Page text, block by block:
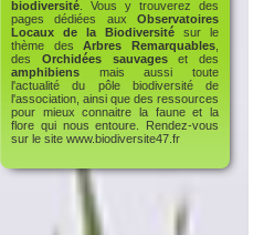
biodiversité . Vous y trouverez des
pages dédiées aux Observatoires
Locaux de la Biodiversité sur le
thème desArbres Remarquables
des Orchidées sauvageset des
amphibiens mais aussi toute
l'actualité du pôle biodiversité de
l'association, ainsi que des ressources
pour mieux connaitre la faune et la
flore qui nous entoure. Rendez-vous
sur le site www.biodiversite47.fr